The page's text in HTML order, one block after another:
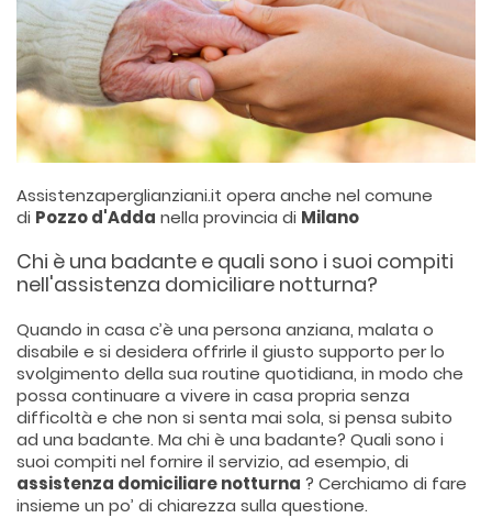
Assistenzaperglianziani.it opera anche nel comune
di Pozzo d'Adda nella provincia di Milano
Chi è una badante e quali sono i suoi compiti
nell'assistenza domiciliare notturna?
Quando in casa c’è una persona anziana, malata o
disabile e si desidera offrirle il giusto supporto per lo
svolgimento della sua routine quotidiana, in modo che
possa continuare a vivere in casa propria senza
difficoltà e che non si senta mai sola, si pensa subito
ad una badante. Ma chi è una badante? Quali sono i
suoi compiti nel fornire il servizio, ad esempio, di
assistenza domiciliare notturna ? Cerchiamo di fare
insieme un po’ di chiarezza sulla questione.